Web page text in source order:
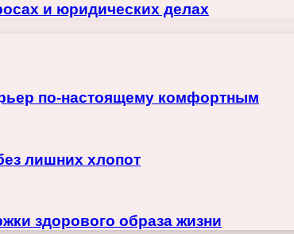
и юридических делах
по-настоящему комфортным
лишних хлопот
здорового образа жизни